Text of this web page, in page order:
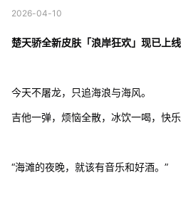
2026-04-10
楚天骄全新皮肤「浪岸狂欢」现已上线
今天不屠龙，只追海浪与海风。
吉他一弹，烦恼全散，冰饮一喝，快乐
“海滩的夜晚，就该有音乐和好酒。”